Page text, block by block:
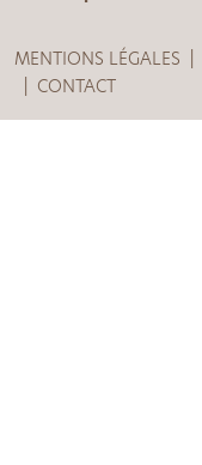
MENTIONS LÉGALES
CONTACT